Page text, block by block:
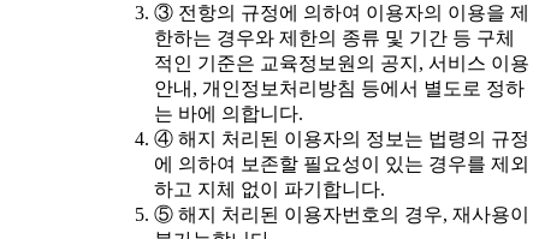
③ 전항의 규정에 의하여 이용자의 이용을 제
한하는 경우와 제한의 종류 및 기간 등 구체
적인 기준은 교육정보원의 공지, 서비스 이용
안내, 개인정보처리방침 등에서 별도로 정하
는 바에 의합니다.
④ 해지 처리된 이용자의 정보는 법령의 규정
에 의하여 보존할 필요성이 있는 경우를 제외
하고 지체 없이 파기합니다.
⑤ 해지 처리된 이용자번호의 경우, 재사용이